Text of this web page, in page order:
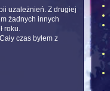
uzależnień. Z drugiej
żadnych innych
roku.
czas byłem z